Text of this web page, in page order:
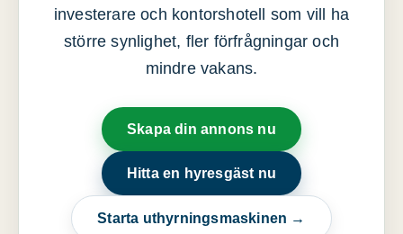
investerare och kontorshotell som vill ha
större synlighet, fler förfrågningar och
mindre vakans.
Skapa din annons nu
Hitta en hyresgäst nu
Starta uthyrningsmaskinen →